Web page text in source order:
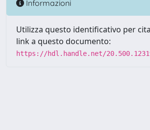
Informazioni
Utilizza questo identificativo per
link a questo documento:
https://hdl.handle.net/